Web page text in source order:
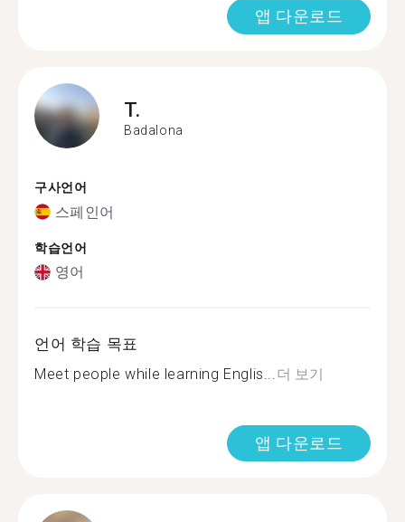
앱 다운로드
T.
Badalona
구사언어
스페인어
학습언어
영어
언어 학습 목표
Meet people while learning Englis...더 보기
앱 다운로드